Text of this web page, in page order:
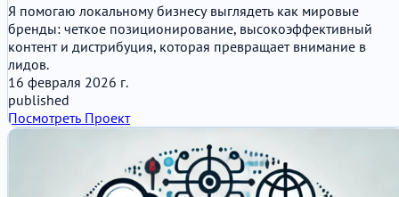
Я помогаю локальному бизнесу выглядеть как мировые
бренды: четкое позиционирование, высокоэффективный
контент и дистрибуция, которая превращает внимание в
лидов.
16 февраля 2026 г.
published
Посмотреть Проект